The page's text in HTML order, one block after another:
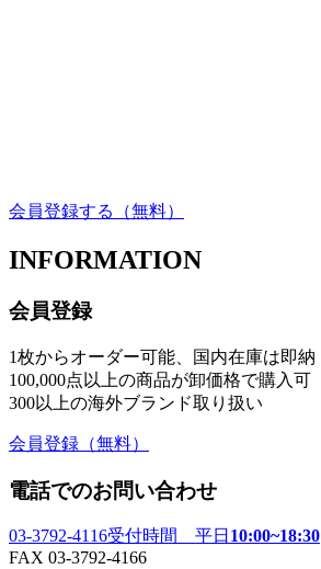
会員登録する （無料）
INFORMATION
会員登録
1枚からオーダー可能、国内在庫は即納
100,000点以上の商品が卸価格で購入可
300以上の海外ブランド取り扱い
会員登録 （無料）
電話でのお問い合わせ
03-3792-4116受付時間 平日 10:00~18:30
FAX 03-3792-4166